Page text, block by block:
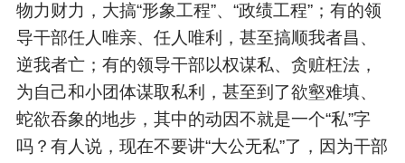
物力财力，大搞“形象工程”、“政绩工程”；有的领
导干部任人唯亲、任人唯利，甚至搞顺我者昌、
逆我者亡；有的领导干部以权谋私、贪赃枉法，
为自己和小团体谋取私利，甚至到了欲壑难填、
蛇欲吞象的地步，其中的动因不就是一个“私”字
吗？有人说，现在不要讲“大公无私”了，因为干部